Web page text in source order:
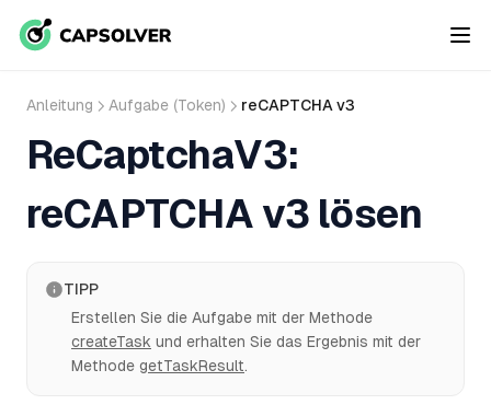
Anleitung Aufgabe (Token) reCAPTCHA v3
ReCaptchaV3:
reCAPTCHA v3 lösen
TIPP
Erstellen Sie die Aufgabe mit der Methode
createTask und erhalten Sie das Ergebnis mit der
Methode getTaskResult.